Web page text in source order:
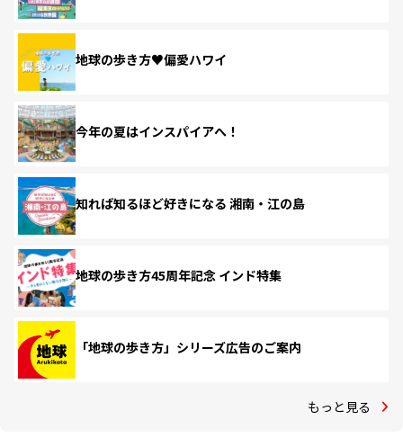
地球の歩き方♥偏愛ハワイ
今年の夏はインスパイアへ！
知れば知るほど好きになる 湘南・江の島
地球の歩き方45周年記念 インド特集
「地球の歩き方」シリーズ広告のご案内
もっと見る